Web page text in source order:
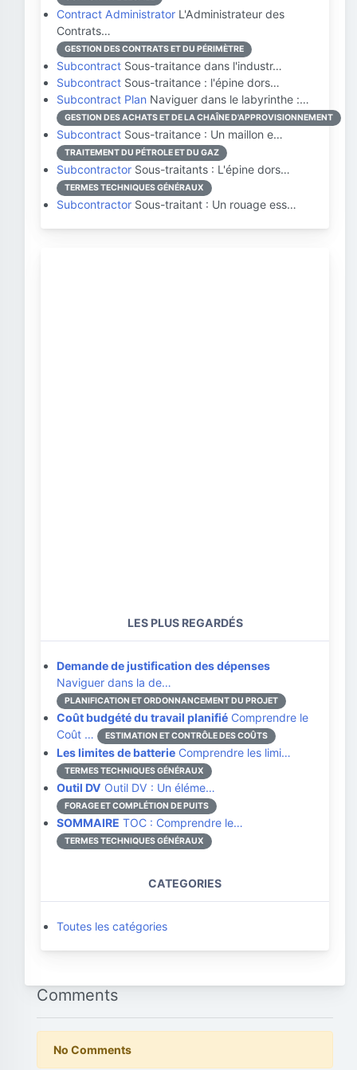
Contract Administrator L'Administrateur des
Contrats…
GESTION DES CONTRATS ET DU PÉRIMÈTRE
Subcontract Sous-traitance dans l'industr…
Subcontract Sous-traitance : l'épine dors…
Subcontract Plan Naviguer dans le labyrinthe :…
GESTION DES ACHATS ET DE LA CHAÎNE D'APPROVISIONNEMENT
Subcontract Sous-traitance : Un maillon e…
TRAITEMENT DU PÉTROLE ET DU GAZ
Subcontractor Sous-traitants : L'épine dors…
TERMES TECHNIQUES GÉNÉRAUX
Subcontractor Sous-traitant : Un rouage ess…
LES PLUS REGARDÉS
Demande de justification des dépenses
Naviguer dans la de…
PLANIFICATION ET ORDONNANCEMENT DU PROJET
Coût budgété du travail planifié Comprendre le
Coût …
ESTIMATION ET CONTRÔLE DES COÛTS
Les limites de batterie Comprendre les limi…
TERMES TECHNIQUES GÉNÉRAUX
Outil DV Outil DV : Un éléme…
FORAGE ET COMPLÉTION DE PUITS
SOMMAIRE TOC : Comprendre le…
TERMES TECHNIQUES GÉNÉRAUX
CATEGORIES
Toutes les catégories
Comments
No Comments